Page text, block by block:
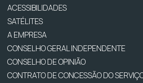
ACESSIBILIDADES
SATÉLITES
A EMPRESA
CONSELHO GERAL INDEPENDENTE
CONSELHO DE OPINIÃO
CONTRATO DE CONCESSÃO DO